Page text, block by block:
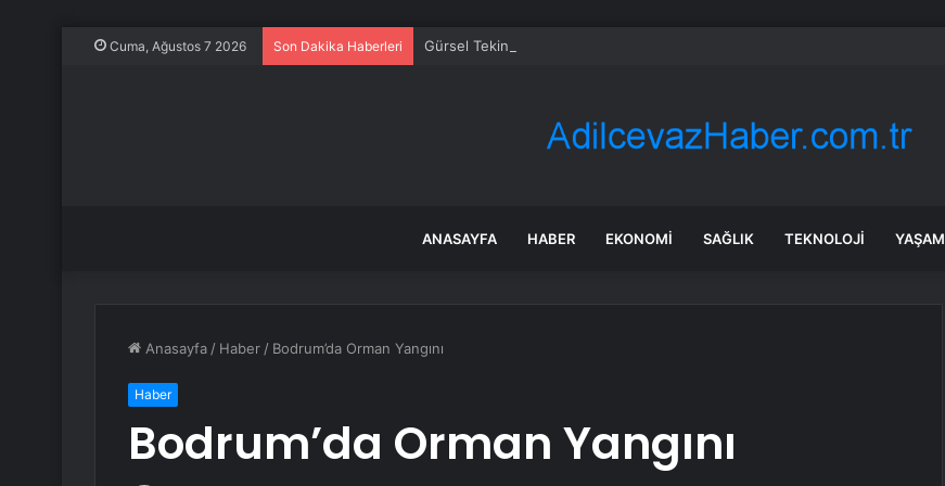
Cuma, Ağustos 7 2026 Son Dakika Haberleri Gürsel Tekin’den ‘tutarlılık’ mesajı… Tarihi meselelerde pusula net olmalı
ANASAYFA HABER EKONOMI SAĞLIK TEKNOLOJI YAŞAM
Anasayfa / Haber / Bodrum’da Orman Yangını
Haber
Bodrum’da Orman Yangını